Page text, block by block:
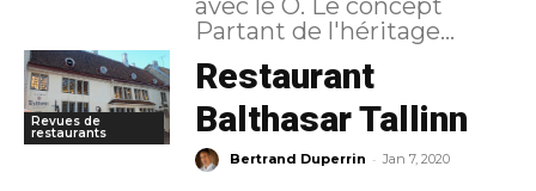
Partant de l'héritage...
Revues de
restaurants
Restaurant
Balthasar Tallinn
Bertrand Duperrin - Jan 7, 2020